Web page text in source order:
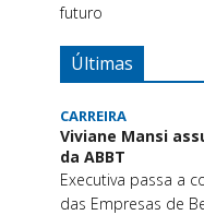
futuro
Últimas
CARREIRA
Viviane Mansi
da ABBT
Executiva passa a
das Empresas de